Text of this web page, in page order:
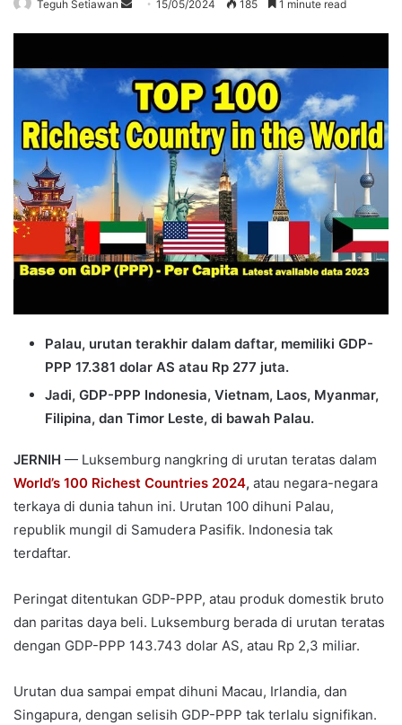
Teguh Setiawan
Send15/05/2024 185 1 minute read
Palau, urutan terakhir dalam daftar, memiliki GDP-
PPP 17.381 dolar AS atau Rp 277 juta.
Jadi, GDP-PPP Indonesia, Vietnam, Laos, Myanmar,
Filipina, dan Timor Leste, di bawah Palau.
JERNIH — Luksemburg nangkring di urutan teratas dalam
World’s 100 Richest Countries 2024, atau negara-negara
terkaya di dunia tahun ini. Urutan 100 dihuni Palau,
republik mungil di Samudera Pasifik. Indonesia tak
terdaftar.
Peringat ditentukan GDP-PPP, atau produk domestik bruto
dan paritas daya beli. Luksemburg berada di urutan teratas
dengan GDP-PPP 143.743 dolar AS, atau Rp 2,3 miliar.
Urutan dua sampai empat dihuni Macau, Irlandia, dan
Singapura, dengan selisih GDP-PPP tak terlalu signifikan.